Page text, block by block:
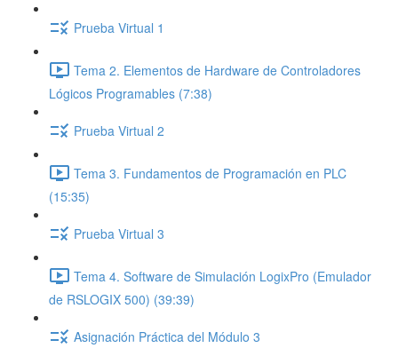
Prueba Virtual 1
Tema 2. Elementos de Hardware de Controladores
Lógicos Programables (7:38)
Prueba Virtual 2
Tema 3. Fundamentos de Programación en PLC
(15:35)
Prueba Virtual 3
Tema 4. Software de Simulación LogixPro (Emulador
de RSLOGIX 500) (39:39)
Asignación Práctica del Módulo 3